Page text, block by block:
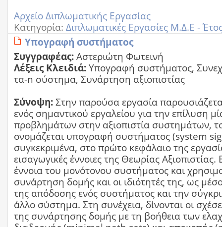
Αρχείο Διπλωματικής Εργασίας
Κατηγορία: Διπλωματικές Εργασίες Μ.Δ.Ε -
Υπογραφή συστήματος
Συγγραφέας:Αστεριώτη Φωτεινή
Λέξεις Κλειδιά:Υπογραφή συστήματος,
τα-n σύστημα, Συνάρτηση αξιοπιστίας
Σύνοψη:Στην παρούσα εργασία
ενός σημαντικού εργαλείου για την επίλυση
προβλημάτων στην αξιοπιστία συστημάτων,
ονομάζεται υπογραφή συστήματος (system
συγκεκριμένα, στο πρώτο κεφάλαιο της
εισαγωγικές έννοιες της Θεωρίας Αξιοπιστίας.
έννοια του μονότονου συστήματος και
συνάρτηση δομής και οι ιδιότητές της, ως
της απόδοσης ενός συστήματος και την
άλλο σύστημα. Στη συνέχεια, δίνονται οι
της συνάρτησης δομής με τη βοήθεια των